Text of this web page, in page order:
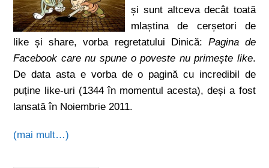
și sunt altceva decât toată
mlaștina de cerșetori de
like și share, vorba regretatului Dinică: Pagina de
Facebook care nu spune o poveste nu primește like.
De data asta e vorba de o pagină cu incredibil de
puține like-uri (1344 în momentul acesta), deși a fost
lansată în Noiembrie 2011.
(mai mult…)